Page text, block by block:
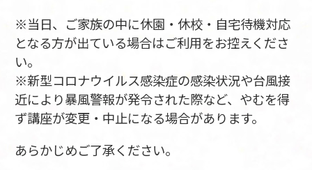
※当日、ご家族の中に休園・休校・自宅待機対応
となる方が出ている場合はご利用をお控えくださ
い。
※新型コロナウイルス感染症の感染状況や台風接
近により暴風警報が発令された際など、やむを得
ず講座が変更・中止になる場合があります。
あらかじめご了承ください。